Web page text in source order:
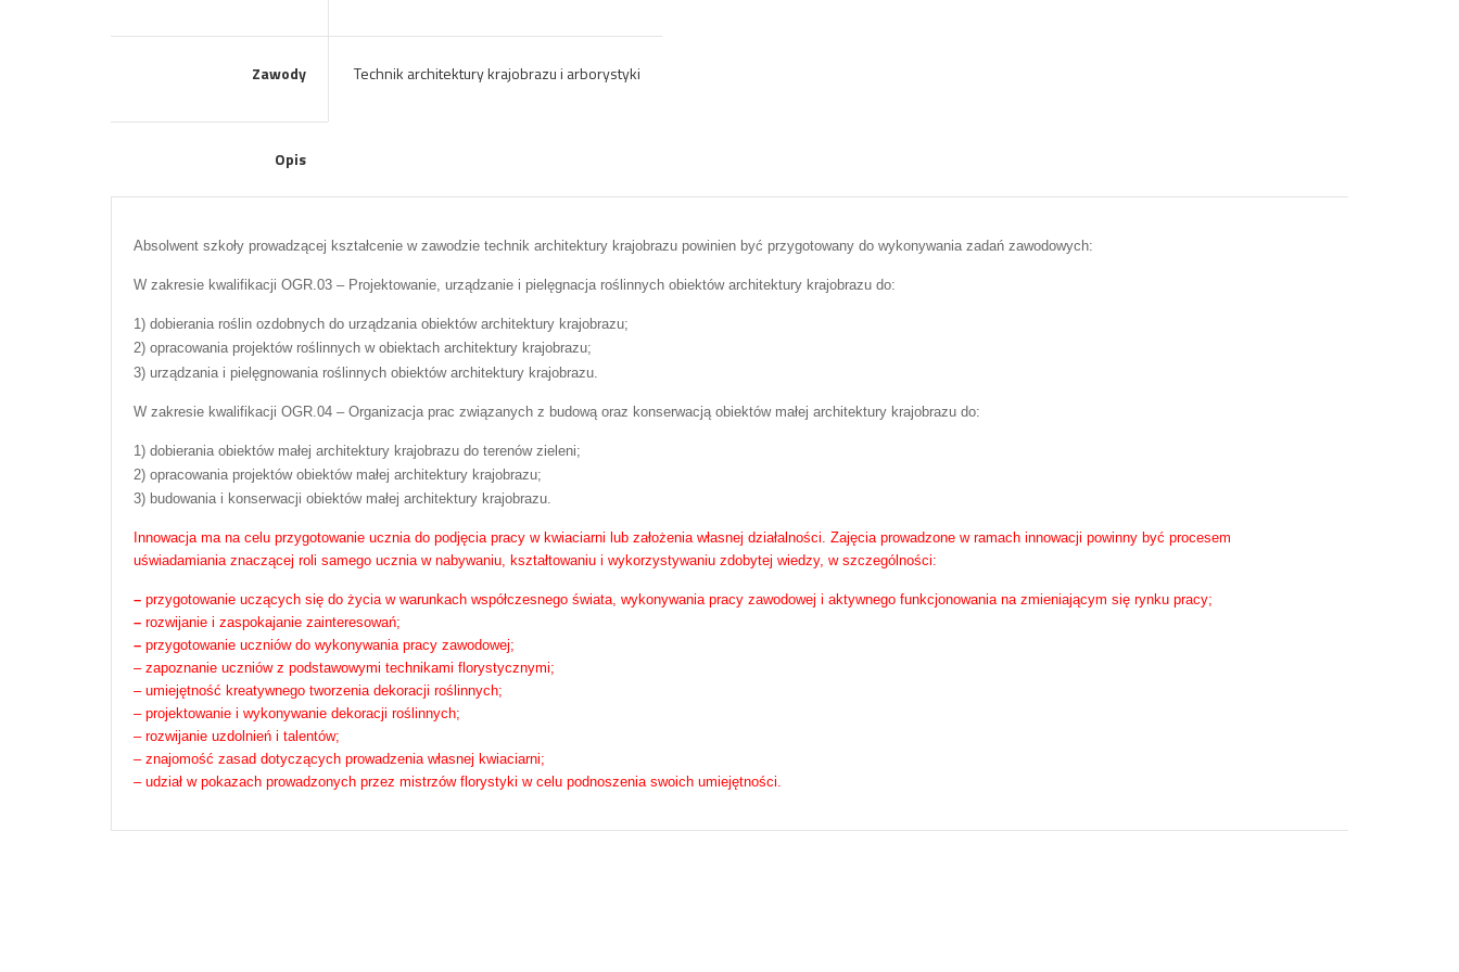
Zawody Technik architektury krajobrazu i arborystyki
Opis
Absolwent szkoły prowadzącej kształcenie w zawodzie technik architektury krajobrazu powinien być przygotowany do wykonywania zadań zawodowych:
W zakresie kwalifikacji OGR.03 – Projektowanie, urządzanie i pielęgnacja roślinnych obiektów architektury krajobrazu do:
1) dobierania roślin ozdobnych do urządzania obiektów architektury krajobrazu;
2) opracowania projektów roślinnych w obiektach architektury krajobrazu;
3) urządzania i pielęgnowania roślinnych obiektów architektury krajobrazu.
W zakresie kwalifikacji OGR.04 – Organizacja prac związanych z budową oraz konserwacją obiektów małej architektury krajobrazu do:
1) dobierania obiektów małej architektury krajobrazu do terenów zieleni;
2) opracowania projektów obiektów małej architektury krajobrazu;
3) budowania i konserwacji obiektów małej architektury krajobrazu.
Innowacja ma na celu przygotowanie ucznia do podjęcia pracy w kwiaciarni lub założenia własnej działalności. Zajęcia prowadzone w ramach innowacji powinny być procesem
uświadamiania znaczącej roli samego ucznia w nabywaniu, kształtowaniu i wykorzystywaniu zdobytej wiedzy, w szczególności:
– przygotowanie uczących się do życia w warunkach współczesnego świata, wykonywania pracy zawodowej i aktywnego funkcjonowania na zmieniającym się rynku pracy;
– rozwijanie i zaspokajanie zainteresowań;
– przygotowanie uczniów do wykonywania pracy zawodowej;
– zapoznanie uczniów z podstawowymi technikami florystycznymi;
– umiejętność kreatywnego tworzenia dekoracji roślinnych;
– projektowanie i wykonywanie dekoracji roślinnych;
– rozwijanie uzdolnień i talentów;
– znajomość zasad dotyczących prowadzenia własnej kwiaciarni;
– udział w pokazach prowadzonych przez mistrzów florystyki w celu podnoszenia swoich umiejętności.